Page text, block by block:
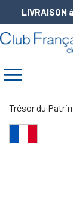
LIVRAISON
Trésor du